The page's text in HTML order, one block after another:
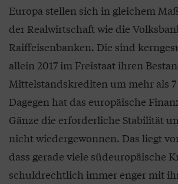
Europa stellen sich in gleichem
der Realwirtschaft wie die
Raiffeisenbanken. Die sind
allein 2017 im Freistaat ihren
Mittelstandskrediten um mehr als
Dagegen hat das europäische
Gänze die erforderliche Stabilität
nicht wiedergewonnen. Das liegt
dass gerade viele südeuropäische
schuldrechtlich immer enger mit